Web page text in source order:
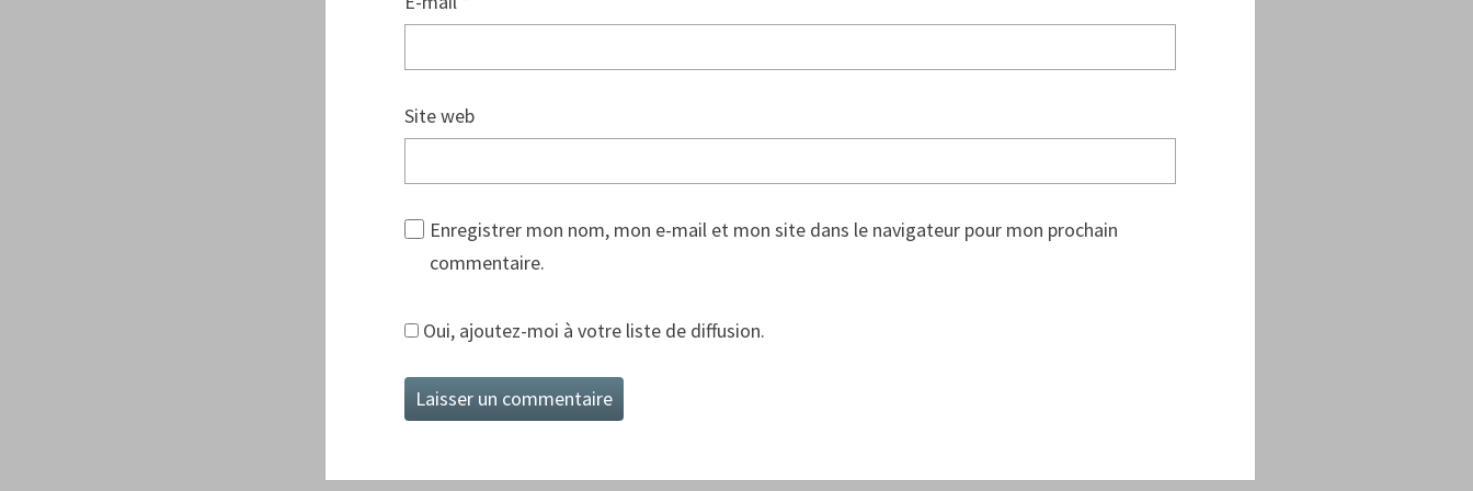
Site web
Enregistrer mon nom, mon e-mail et mon site dans le navigateur pour mon prochain
commentaire.
Oui, ajoutez-moi à votre liste de diffusion.